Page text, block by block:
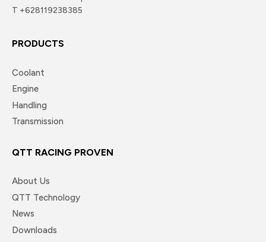
T +628119238385
PRODUCTS
Coolant
Engine
Handling
Transmission
QTT RACING PROVEN
About Us
QTT Technology
News
Downloads